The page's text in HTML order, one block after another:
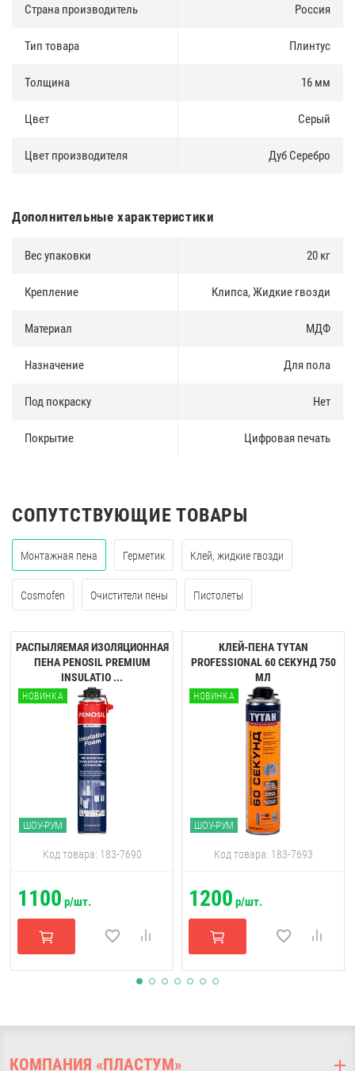
Страна производитель Россия
Тип товара Плинтус
Толщина 16 мм
Цвет Серый
Цвет производителя Дуб Серебро
Дополнительные характеристики
Вес упаковки 20 кг
Крепление Клипса, Жидкие гвозди
Материал МДФ
Назначение Для пола
Под покраску Нет
Покрытие Цифровая печать
СОПУТСТВУЮЩИЕ ТОВАРЫ
Монтажная пена Герметик Клей, жидкие гвозди
Cosmofen Очистители пены Пистолеты
РАСПЫЛЯЕМАЯ ИЗОЛЯЦИОННАЯ
ПЕНА PENOSIL PREMIUM
INSULATIO ...
НОВИНКА
ШОУ-РУМ
Код товара: 183-7690
1100 р/шт.
КЛЕЙ-ПЕНА TYTAN
PROFESSIONAL 60 CЕКУНД 750
МЛ
НОВИНКА
ШОУ-РУМ
Код товара: 183-7693
1200 р/шт.
КОМПАНИЯ «ПЛАСТУМ»